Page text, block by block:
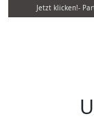
Jetzt klicken!-